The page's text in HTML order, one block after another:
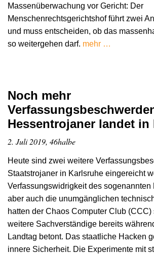
Massenüberwachung vor Gericht: Der
Menschenrechtsgerichtshof führt zwei
und muss entscheiden, ob das
so weitergehen darf. mehr …
Noch mehr
Hessentrojaner landet in
2. Juli 2019, 46halbe
Heute sind zwei weitere
Staatstrojaner in Karlsruhe eingereicht
Verfassungswidrigkeit des sogenannten
aber auch die unumgänglichen
hatten der Chaos Computer Club
weitere Sachverständige bereits
Landtag betont. Das staatliche Hacken
innere Sicherheit. Die Experimente mit